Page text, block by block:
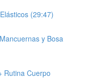
(29:47)
y Bosa
Rutina Cuerpo